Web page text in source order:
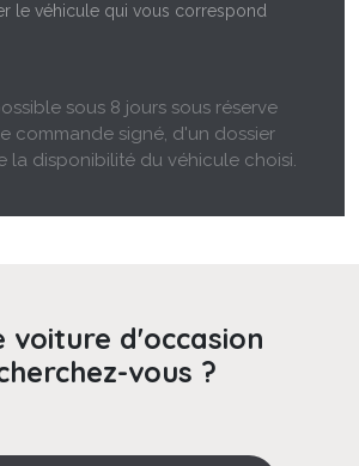
le véhicule qui vous correspond
sous 8 jours sous réserve
commande signé, d'un dossier
la disponibilité du véhicule choisi.
voiture d'occasion
vous ?